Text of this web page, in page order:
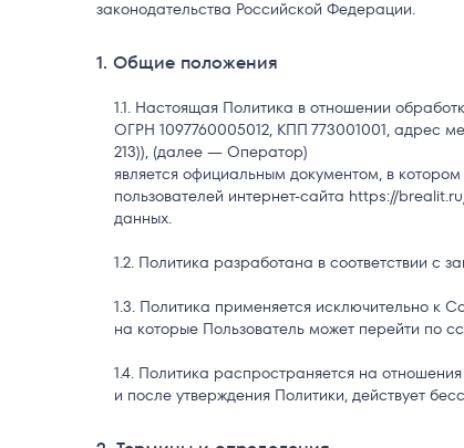
законодательства Российской Федерации.
1. Общие положения
Настоящая Политика в отношении
ОГРН 1097760005012, КПП 773001001, адрес
213)), (далее — Оператор)
является официальным документом, в
пользователей интернет-сайта https://
данных.
Политика разработана в соответствии с
Политика применяется исключительно к
на которые Пользователь может перейти по
Политика распространяется на
и после утверждения Политики, действует